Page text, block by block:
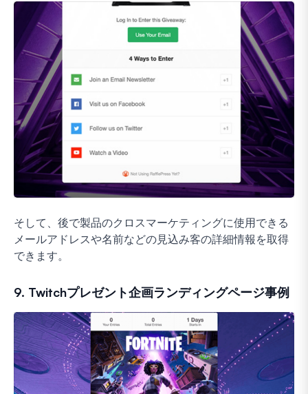
そして、後で製品のクロスマーケティングに使用できる
メールアドレスや名前などの見込み客の詳細情報を取得
できます。
9. Twitchプレゼント企画ランディングページ事例